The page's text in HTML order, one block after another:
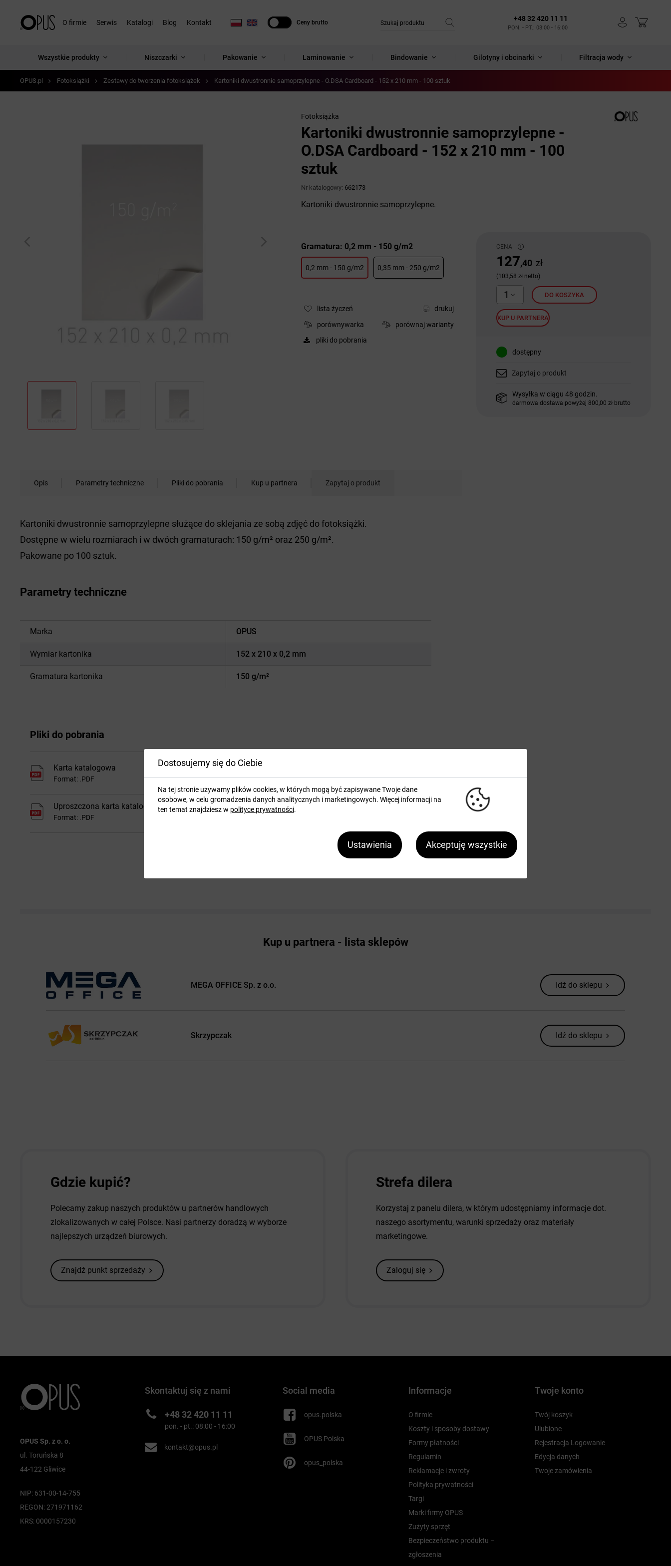
O firmie Serwis Katalogi Blog Kontakt
Ceny brutto
+48 32 420 11 11
PON. - PT.: 08:00 - 16:00
Wszystkie produkty Niszczarki Pakowanie Laminowanie Bindowanie Gilotyny i obcinarki Filtracja wody
OPUS.pl Fotoksiążki Zestawy do tworzenia fotoksiążek Kartoniki dwustronnie samoprzylepne - O.DSA Cardboard - 152 x 210 mm - 100 sztuk
Fotoksiążka
Kartoniki dwustronnie samoprzylepne -
O.DSA Cardboard - 152 x 210 mm - 100
sztuk
Nr katalogowy: 662173
Gramatura: 0,2 mm - 150 g/m2
0,2 mm - 150 g/m2 0,35 mm - 250 g/m2
lista życzeń
drukuj
porównywarka
porównaj warianty
pliki do pobrania
CENA
127,40 zł
(103,58 zł netto)
1 DO KOSZYKA
KUP U PARTNERA
dostępny
Zapytaj o produkt
Wysyłka w ciągu 48 godzin.
darmowa dostawa powyżej 800,00 zł brutto
Kartoniki dwustronnie samoprzylepne.
Opis Parametry techniczne Pliki do pobrania Kup u partnera Zapytaj o produkt
Kartoniki dwustronnie samoprzylepne służące do sklejania ze sobą zdjęć do fotoksiążki.
Dostępne w wielu rozmiarach i w dwóch gramaturach: 150 g/m² oraz 250 g/m².
Pakowane po 100 sztuk.
Parametry techniczne
Marka OPUS
Wymiar kartonika 152 x 210 x 0,2 mm
Gramatura kartonika 150 g/m²
Pliki do pobrania
Karta katalogowa
Format: .PDF
Uproszczona karta katalogowa
Format: .PDF
Kup u partnera - lista sklepów
MEGA OFFICE Sp. z o.o. Idź do sklepu
Skrzypczak Idź do sklepu
Dostosujemy się do Ciebie
Na tej stronie używamy plików cookies, w których mogą być zapisywane Twoje dane
osobowe, w celu gromadzenia danych analitycznych i marketingowych. Więcej informacji na
ten temat znajdziesz w polityce prywatności.
Ustawienia Akceptuję wszystkie
Gdzie kupić?
Polecamy zakup naszych produktów u partnerów handlowych
zlokalizowanych w całej Polsce. Nasi partnerzy doradzą w wyborze
najlepszych urządzeń biurowych.
Znajdź punkt sprzedaży
Strefa dilera
Korzystaj z panelu dilera, w którym udostępniamy informacje dot.
naszego asortymentu, warunki sprzedaży oraz materiały
marketingowe.
Zaloguj się
OPUS Sp. z o. o.
ul. Toruńska 8
44-122 Gliwice
NIP: 631-00-14-755
REGON: 271971162
KRS: 0000157230
Skontaktuj się z nami
+48 32 420 11 11
pon. - pt.: 08:00 - 16:00
kontakt@opus.pl
Social media
opus.polska
OPUS Polska
opus_polska
Informacje
O firmie
Koszty i sposoby dostawy
Formy płatności
Regulamin
Reklamacje i zwroty
Polityka prywatności
Targi
Marki firmy OPUS
Zużyty sprzęt
Bezpieczeństwo produktu –
zgłoszenia
Twoje konto
Twój koszyk
Ulubione
Rejestracja Logowanie
Edycja danych
Twoje zamówienia